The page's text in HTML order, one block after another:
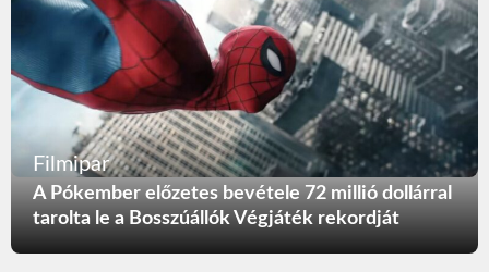
Filmipar
A Pókember előzetes bevétele 72 millió dollárral
tarolta le a Bosszúállók Végjáték rekordját